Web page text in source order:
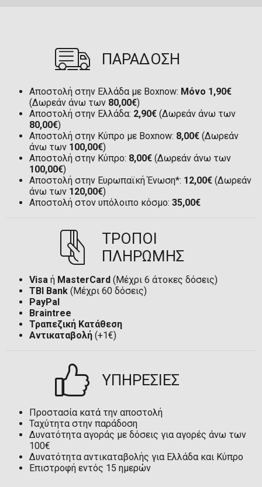
ΠΑΡΑΔΟΣΗ
Αποστολή στην Ελλάδα με Boxnow: Μόνο 1,90€
(Δωρεάν άνω των 80,00€)
Αποστολή στην Ελλάδα: 2,90€ (Δωρεάν άνω των
80,00€)
Αποστολή στην Κύπρο με Boxnow: 8,00€ (Δωρεάν
άνω των 100,00€)
Αποστολή στην Κύπρο: 8,00€ (Δωρεάν άνω των
100,00€)
Αποστολή στην Ευρωπαϊκή Ένωση*: 12,00€ (Δωρεάν
άνω των 120,00€)
Αποστολή στον υπόλοιπο κόσμο: 35,00€
ΤΡΟΠΟΙ
ΠΛΗΡΩΜΗΣ
Visa ή MasterCard (Μέχρι 6 άτοκες δόσεις)
TBI Bank (Μέχρι 60 δόσεις)
PayPal
Braintree
Τραπεζική Κατάθεση
Αντικαταβολή (+1€)
ΥΠΗΡΕΣΙΕΣ
Προστασία κατά την αποστολή
Ταχύτητα στην παράδοση
Δυνατότητα αγοράς με δόσεις για αγορές άνω των
100€
Δυνατότητα αντικαταβολής για Ελλάδα και Κύπρο
Επιστροφή εντός 15 ημερών